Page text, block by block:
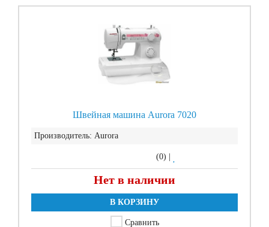
Швейная машина Aurora 7020
Производитель: Aurora
(0)
Нет в наличии
В КОРЗИНУ
Сравнить